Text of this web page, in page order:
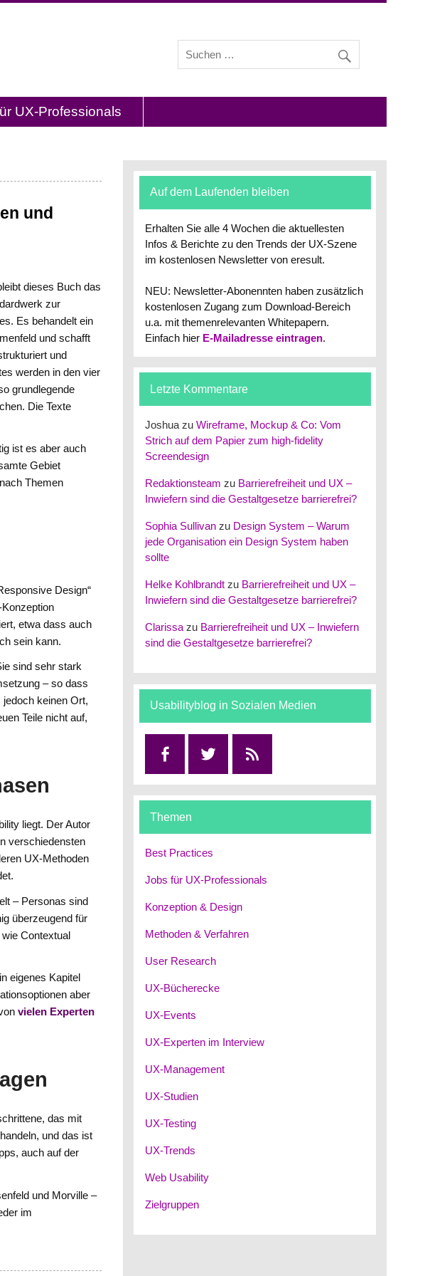
Praxistipps und Interviews mit Experten zu den Themen
UX-Professionals
und
dieses Buch das
zur
Es behandelt ein
und schafft
und
werden in den vier
grundlegende
Die Texte
ist es aber auch
Gebiet
Themen
Design“
etwa dass auch
sein kann.
sind sehr stark
– so dass
keinen Ort,
Teile nicht auf,
liegt. Der Autor
verschiedensten
UX-Methoden
– Personas sind
überzeugend für
Contextual
eigenes Kapitel
aber
vielen Experten
das mit
und das ist
auch auf der
und Morville –
im
Auf dem Laufenden bleiben
Erhalten Sie alle 4 Wochen die aktuellesten
Infos & Berichte zu den Trends der UX-Szene
im kostenlosen Newsletter von eresult.
NEU: Newsletter-Abonennten haben zusätzlich
kostenlosen Zugang zum Download-Bereich
u.a. mit themenrelevanten Whitepapern.
Einfach hier E-Mailadresse eintragen.
Letzte Kommentare
Joshuazu Wireframe, Mockup & Co: Vom
Strich auf dem Papier zum high-fidelity
Screendesign
Redaktionsteam zu Barrierefreiheit und UX –
Inwiefern sind die Gestaltgesetze barrierefrei?
Sophia Sullivanzu Design System – Warum
jede Organisation ein Design System haben
sollte
Helke Kohlbrandtzu Barrierefreiheit und UX –
Inwiefern sind die Gestaltgesetze barrierefrei?
Clarissazu Barrierefreiheit und UX – Inwiefern
sind die Gestaltgesetze barrierefrei?
Usabilityblog in Sozialen Medien
Themen
Best Practices
Jobs für UX-Professionals
Konzeption & Design
Methoden & Verfahren
User Research
UX-Bücherecke
UX-Events
UX-Experten im Interview
UX-Management
UX-Studien
UX-Testing
UX-Trends
Web Usability
Zielgruppen